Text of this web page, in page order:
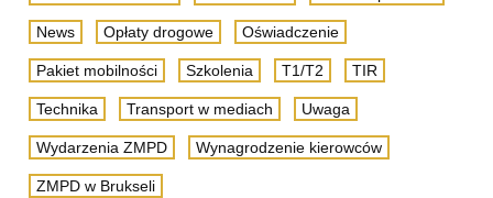
News Opłaty drogowe Oświadczenie
Pakiet mobilności Szkolenia T1/T2 TIR
Technika Transport w mediach Uwaga
Wydarzenia ZMPD Wynagrodzenie kierowców
ZMPD w Brukseli